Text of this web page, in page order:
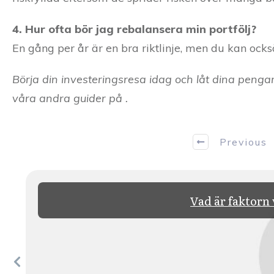
4. Hur ofta bör jag rebalansera min portfölj?
En gång per år är en bra riktlinje, men du kan
Börja din investeringsresa idag och låt dina
våra andra guider på .
Previous
Vad är